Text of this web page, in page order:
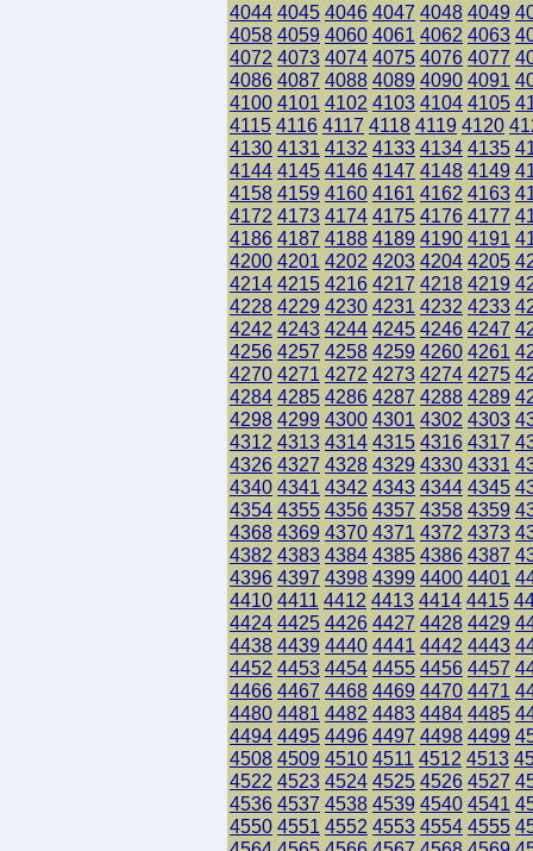
4044 4045 4046 4047 4048 4049
4058 4059 4060 4061 4062 4063
4072 4073 4074 4075 4076 4077
4086 4087 4088 4089 4090 4091
4100 4101 4102 4103 4104 4105
4115 4116 4117 4118 4119 4120
4130 4131 4132 4133 4134 4135
4144 4145 4146 4147 4148 4149
4158 4159 4160 4161 4162 4163
4172 4173 4174 4175 4176 4177
4186 4187 4188 4189 4190 4191
4200 4201 4202 4203 4204 4205
4214 4215 4216 4217 4218 4219
4228 4229 4230 4231 4232 4233
4242 4243 4244 4245 4246 4247
4256 4257 4258 4259 4260 4261
4270 4271 4272 4273 4274 4275
4284 4285 4286 4287 4288 4289
4298 4299 4300 4301 4302 4303
4312 4313 4314 4315 4316 4317
4326 4327 4328 4329 4330 4331
4340 4341 4342 4343 4344 4345
4354 4355 4356 4357 4358 4359
4368 4369 4370 4371 4372 4373
4382 4383 4384 4385 4386 4387
4396 4397 4398 4399 4400 4401
4410 4411 4412 4413 4414 4415
4424 4425 4426 4427 4428 4429
4438 4439 4440 4441 4442 4443
4452 4453 4454 4455 4456 4457
4466 4467 4468 4469 4470 4471
4480 4481 4482 4483 4484 4485
4494 4495 4496 4497 4498 4499
4508 4509 4510 4511 4512 4513
4522 4523 4524 4525 4526 4527
4536 4537 4538 4539 4540 4541
4550 4551 4552 4553 4554 4555